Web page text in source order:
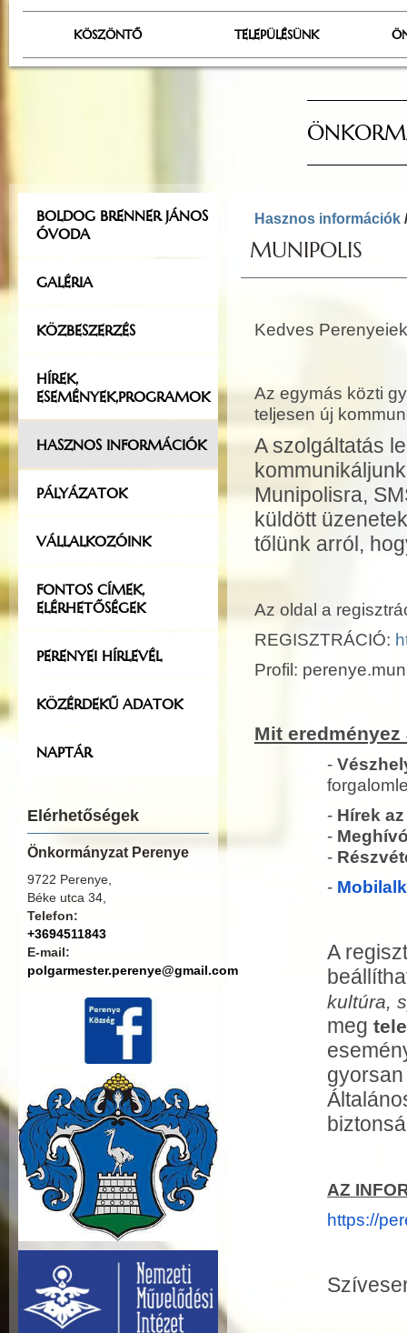
KÖSZÖNTŐ TELEPÜLÉSÜNK
BOLDOG BRENNER JÁNOS
ÓVODA
GALÉRIA
KÖZBESZERZÉS
HÍREK,
ESEMÉNYEK,PROGRAMOK
HASZNOS INFORMÁCIÓK
PÁLYÁZATOK
VÁLLALKOZÓINK
FONTOS CÍMEK,
ELÉRHETŐSÉGEK
PERENYEI HÍRLEVÉL
KÖZÉRDEKŰ ADATOK
NAPTÁR
Elérhetőségek
Önkormányzat Perenye
9722 Perenye,
Béke utca 34,
Telefon:
+3694511843
E-mail:
polgarmester.perenye@gmail.com
Hasznos információk
MUNIPOLIS
Kedves
Az egymás közti
teljesen új
A szolgáltatás
Munipolisra,
küldött
tőlünk arról,
Az oldal a
REGISZTRÁCIÓ:
Profil:
Mit
-
- Hírek
-
-
-
A
kultúra,
meg
AZ
https://